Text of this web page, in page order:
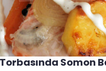
Torbasında Somon